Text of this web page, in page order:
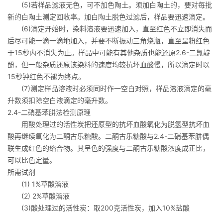
(5)若样品滤液无色，可不加色陶土。须加白陶土的，要对每批
新的白陶土测定回收率。加白陶土脱色过滤后，样品要迅速滴定。
(6)滴定开始时，染料溶液要迅速加入，直至红色不立即消失而
后尽可能一滴一滴地加入，并要不断振动三角烧瓶，直至呈粉红色
于15秒内不消失为止。样品中可能有其他杂质也能还原2.6-二氯靛
酚，但一般杂质还原该染料的速度均较抗坏血酸慢，所以滴定时以
15秒钟红色不褪为终点。
(7)测定样品溶液时必须同时作一空白对照，样品溶液滴定的毫
升数须扣除空白液滴定的毫升数。
2.4-二硝基苯肼法检测原理
用酸处理过的活性炭把还原型的抗坏血酸氧化为脱氢型抗坏血
酸再继续氧化为二酮古乐糖酸。二酮古乐糖酸与2.4-二硝基苯肼偶
联生成红色的络合物。其呈色的强度与二酮古乐糖酸浓度成正比，
可以比色定量。
所需试剂
(1) 1%草酸溶液
(2) 2%草酸溶液
(3)酸处理过的活性炭：取200克活性炭，加入10%盐酸